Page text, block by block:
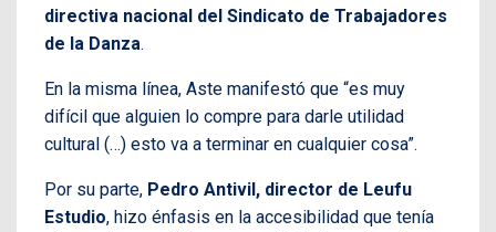
directiva nacional del Sindicato de Trabajadores
de la Danza.
En la misma línea, Aste manifestó que “es muy
difícil que alguien lo compre para darle utilidad
cultural (…) esto va a terminar en cualquier cosa”.
Por su parte, Pedro Antivil, director de Leufu
Estudio, hizo énfasis en la accesibilidad que tenía